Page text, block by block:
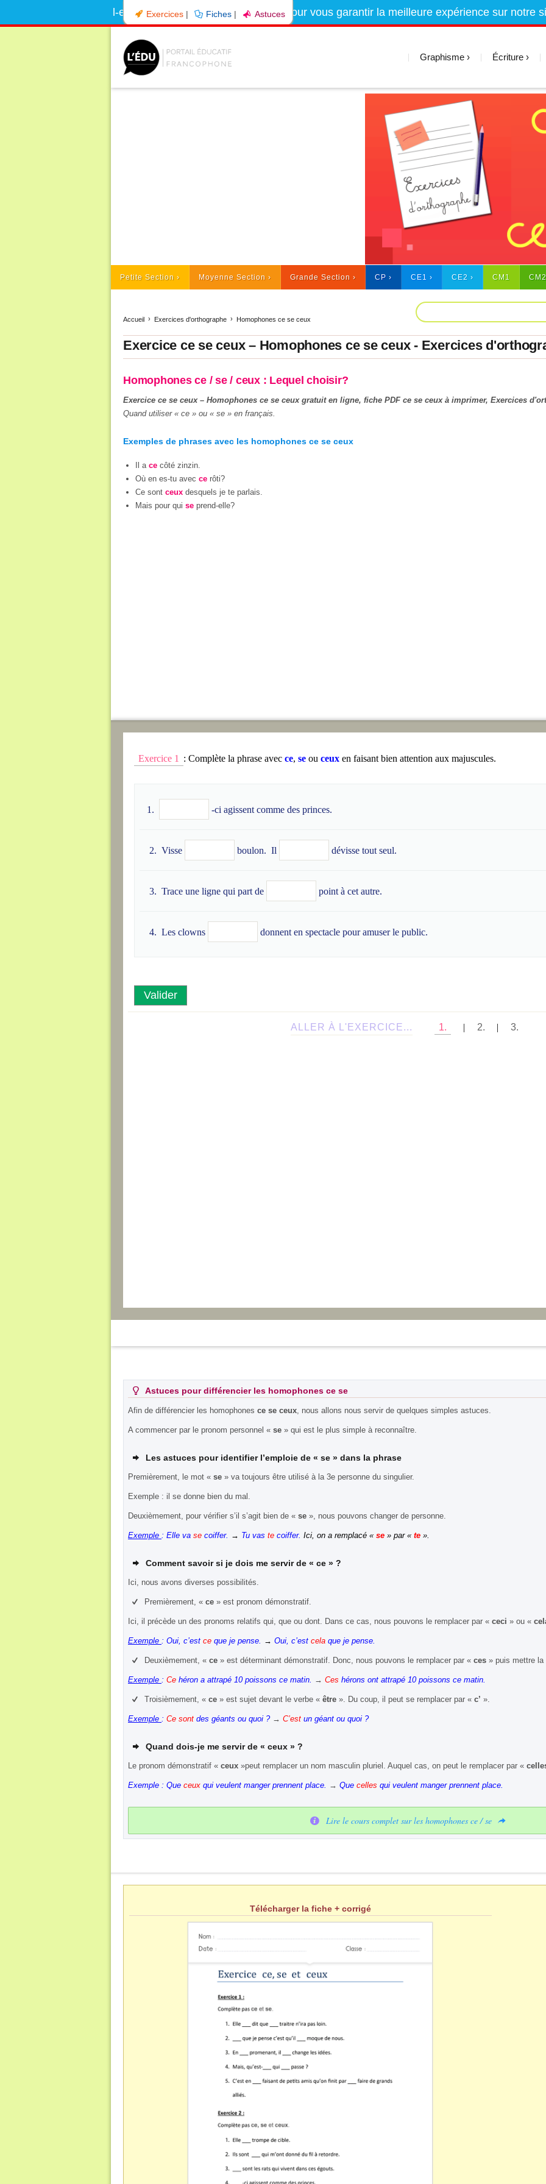
l-education.com utilise des cookies pour vous garantir la meilleure expérience sur notre
Graphisme Écriture
Petite Section Moyenne Section Grande Section CP CE1 CE2 CM1 CM2
Accueil Exercices d'orthographe Homophones ce se ceux
Exercice ce se ceux – Homophones ce se ceux - Exercices
Homophones ce / se / ceux : Lequel choisir?
Exercice ce se ceux – Homophones ce se ceux gratuit en ligne, fiche PDF ce se ceux à imprimer, Exercices
Quand utiliser « ce » ou « se » en français.
Exemples de phrases avec les homophones ce se ceux
Il a cecôté zinzin.
Où en es-tu avec cerôti?
Ce sont ceuxdesquels je te parlais.
Mais pour qui seprend-elle?
Exercices | Fiches | Astuces
Astuces pour différencier les homophones ce se
Afin de différencier les homophones ce se ceux, nous allons nous servir de quelques simples astuces.
A commencer par le pronom personnel « se » qui est le plus simple à reconnaître.
Les astuces pour identifier l’emploie de « se » dans la phrase
Premièrement, le mot « se » va toujours être utilisé à la 3e personne du singulier.
Exemple : il se donne bien du mal.
Deuxièmement, pour vérifier s’il s’agit bien de « se », nous pouvons changer de personne.
Exemple : Elle va se coiffer. → Tu vas te coiffer. Ici, on a remplacé « se » par « te ».
Comment savoir si je dois me servir de « ce » ?
Ici, nous avons diverses possibilités.
Premièrement, « ce » est pronom démonstratif.
Ici, il précède un des pronoms relatifs qui, que ou dont. Dans ce cas, nous pouvons le remplacer par « ceci » ou «
Exemple : Oui, c’est ce que je pense. → Oui, c’est cela que je pense.
Deuxièmement, « ce » est déterminant démonstratif. Donc, nous pouvons le remplacer par « ces » puis mettre la
Exemple : Ce héron a attrapé 10 poissons ce matin. → Ces hérons ont attrapé 10 poissons ce matin.
Troisièmement, « ce » est sujet devant le verbe « être ». Du coup, il peut se remplacer par « c’ ».
Exemple : Ce sont des géants ou quoi ?→ C’est un géant ou quoi ?
Quand dois-je me servir de « ceux » ?
Le pronom démonstratif « ceux »peut remplacer un nom masculin pluriel. Auquel cas, on peut le remplacer par «
Exemple : Que ceux qui veulent manger prennent place. → Que celles qui veulent manger prennent place.
Lire le cours complet sur les homophones ce / se
Télécharger la fiche + corrigé